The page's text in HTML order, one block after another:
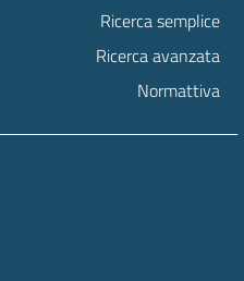
Ricerca semplice
Ricerca avanzata
Normattiva